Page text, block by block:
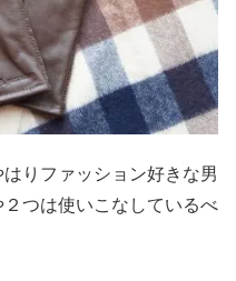
りファッション好きな男
つは使いこなしているべ